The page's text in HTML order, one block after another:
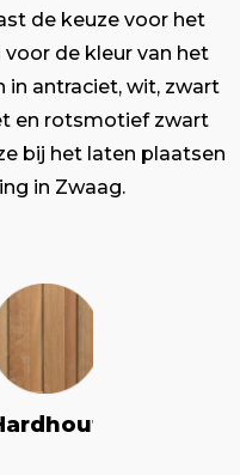
de keuze voor het
de kleur van het
in antraciet, wit, zwart
en rotsmotief zwart
bij het laten plaatsen
in Zwaag.